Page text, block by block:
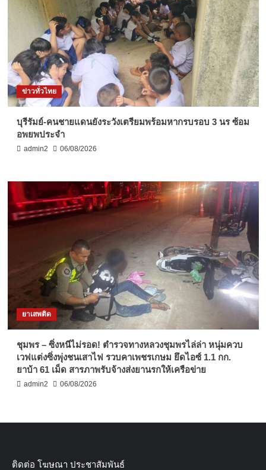
ข่าวทั่วไทย
บุรีรัมย์-คนชายแดนยังระวังเตรียมพร้อมหากรบรอบ 3 นร ซ้อม
อพยพประจำ
admin2 06/08/2026
ยาเสพติด
ชุมพร – ซิ่งหนีไม่รอด! ตำรวจทางหลวงชุมพรไล่ล่า หนุ่มควบ
เวฟแต่งซิ่งพุ่งชนเสาไฟ รวบคาเพชรเกษม ยึดไอซ์ 1.1 กก.
ยาบ้า 61 เม็ด สารภาพรับจ้างส่งยานรกให้เครือข่าย
admin2 06/08/2026
ติดต่อ​ โฆษณา​ ประชาสัมพันธ์